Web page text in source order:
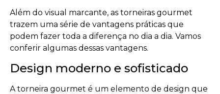
Além do visual marcante, as torneiras gourmet
trazem uma série de vantagens práticas que
podem fazer toda a diferença no dia a dia. Vamos
conferir algumas dessas vantagens.
Design moderno e sofisticado
A torneira gourmet é um elemento de design que